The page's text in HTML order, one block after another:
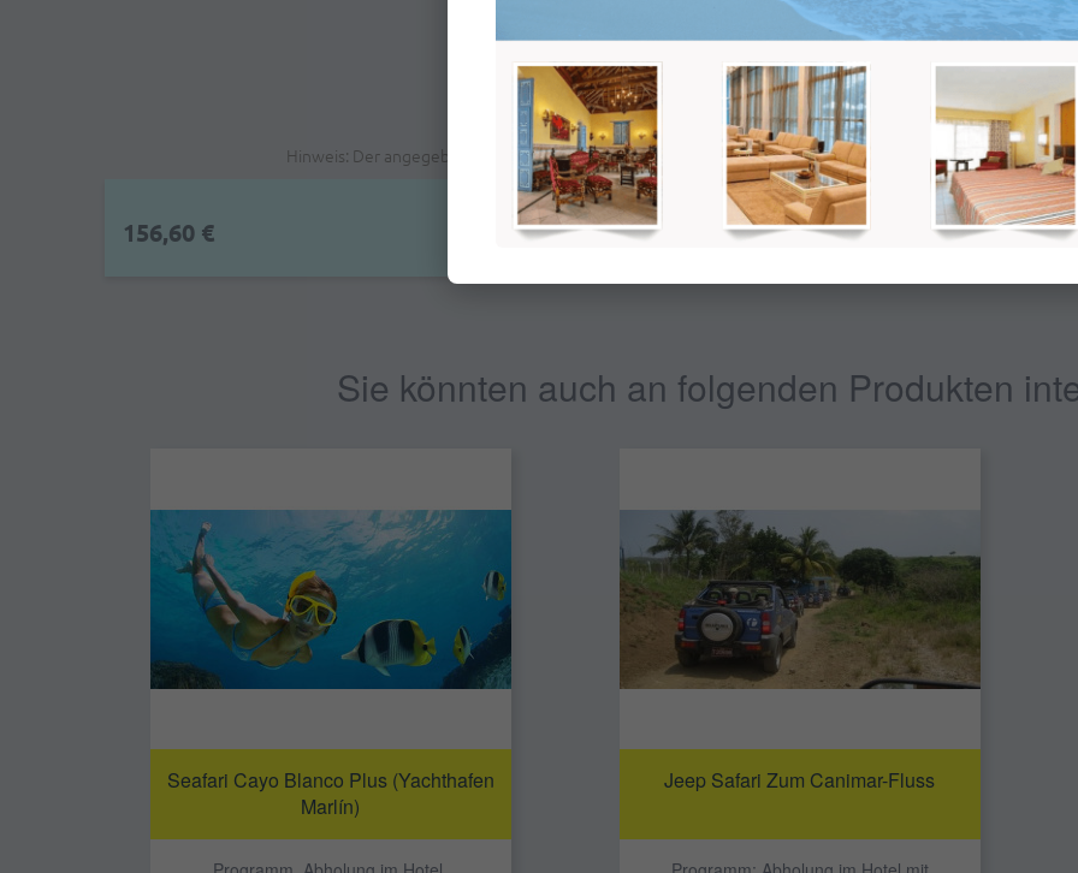
Hinweis: Der angegebene Preis ist nicht der Endpreis. Später wird der Gesamtpreis abhängig von der
156,60 €
Sie könnten auch an folgenden Produkten
Seafari Cayo Blanco Plus (Yachthafen
Marlín)
Jeep Safari Zum Canimar-Fluss